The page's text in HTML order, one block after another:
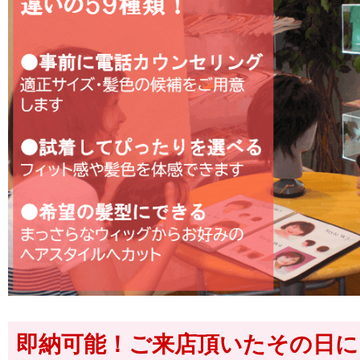
即納可能！ご来店頂いたその日